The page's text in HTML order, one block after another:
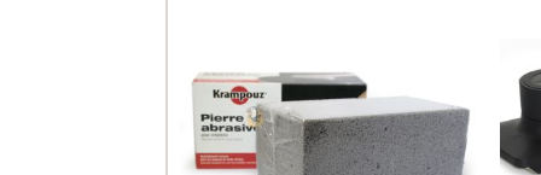
Ajouter
aux
favoris